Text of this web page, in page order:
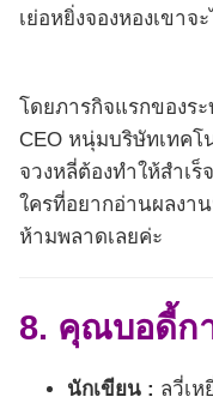
เย่อหยิ่งจองหองเขา
โดยภารกิจแรกของร
CEO หนุ่มบริษัทเทคโ
จวงหลี่ต้องทำให้สำเ
ใครที่อยากอ่านผลงา
ห้ามพลาดเลยค่ะ
8. คุณบอดี้ก
นักเขียน : ลวี่เห